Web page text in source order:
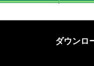
ダウンロ